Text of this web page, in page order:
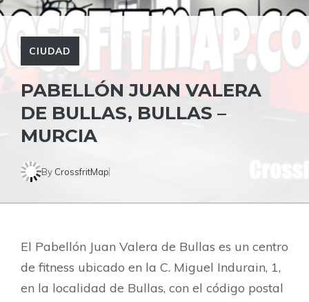
CIUDAD
PABELLÓN JUAN VALERA
DE BULLAS, BULLAS –
MURCIA
By CrossfritMap
El Pabellón Juan Valera de Bullas es un centro
de fitness ubicado en la C. Miguel Indurain, 1,
en la localidad de Bullas, con el código postal